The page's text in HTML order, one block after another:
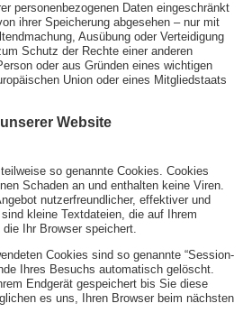
personenbezogenen Daten eingeschränkt
ihrer Speicherung abgesehen – nur mit
Ausübung oder Verteidigung
Schutz der Rechte einer anderen
oder aus Gründen eines wichtigen
Union oder eines Mitgliedstaats
Website
so genannte Cookies. Cookies
Schaden an und enthalten keine Viren.
nutzerfreundlicher, effektiver und
kleine Textdateien, die auf Ihrem
die Ihr Browser speichert.
Cookies sind so genannte “Session-
Ihres Besuchs automatisch gelöscht.
Endgerät gespeichert bis Sie diese
es uns, Ihren Browser beim nächsten